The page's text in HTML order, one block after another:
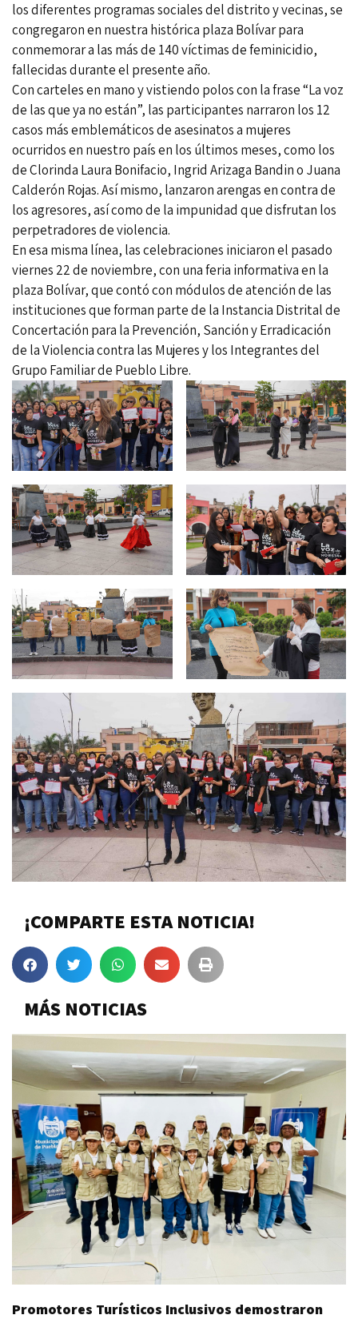
los diferentes programas sociales del distrito y vecinas, se
congregaron en nuestra histórica plaza Bolívar para
conmemorar a las más de 140 víctimas de feminicidio,
fallecidas durante el presente año.
Con carteles en mano y vistiendo polos con la frase “La voz
de las que ya no están”, las participantes narraron los 12
casos más emblemáticos de asesinatos a mujeres
ocurridos en nuestro país en los últimos meses, como los
de Clorinda Laura Bonifacio, Ingrid Arizaga Bandin o Juana
Calderón Rojas. Así mismo, lanzaron arengas en contra de
los agresores, así como de la impunidad que disfrutan los
perpetradores de violencia.
En esa misma línea, las celebraciones iniciaron el pasado
viernes 22 de noviembre, con una feria informativa en la
plaza Bolívar, que contó con módulos de atención de las
instituciones que forman parte de la Instancia Distrital de
Concertación para la Prevención, Sanción y Erradicación
de la Violencia contra las Mujeres y los Integrantes del
Grupo Familiar de Pueblo Libre.
¡COMPARTE ESTA NOTICIA!
MÁS NOTICIAS
Promotores Turísticos Inclusivos demostraron